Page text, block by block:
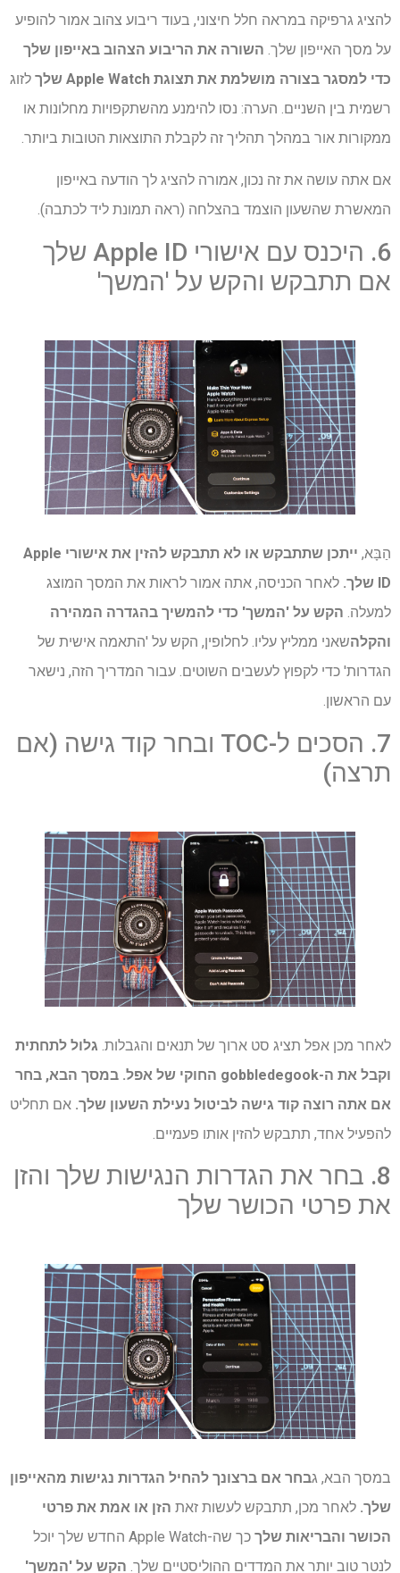
להציג גרפיקה במראה חלל חיצוני, בעוד ריבוע צהוב אמור להופיע
על מסך האייפון שלך. השורה את הריבוע הצהוב באייפון שלך
כדי למסגר בצורה מושלמת את תצוגת Apple Watch שלך
לזוג
רשמית בין השניים. הערה: נסו להימנע מהשתקפויות מחלונות או
ממקורות אור במהלך תהליך זה לקבלת התוצאות הטובות ביותר.
אם אתה עושה את זה נכון, אמורה להציג לך הודעה באייפון
המאשרת שהשעון הוצמד בהצלחה (ראה תמונת ליד לכתבה).
6. היכנס עם אישורי Apple ID שלך
אם תתבקש והקש על 'המשך'
הַבָּא,
ייתכן שתתבקש או לא תתבקש להזין את אישורי Apple
ID שלך.
לאחר הכניסה, אתה אמור לראות את המסך המוצג
למעלה. הקש על 'המשך' כדי להמשיך בהגדרה המהירה
והקלהשאני ממליץ עליו. לחלופין, הקש על 'התאמה אישית של
הגדרות' כדי לקפוץ לעשבים השוטים. עבור המדריך הזה, נישאר
עם הראשון.
7. הסכים ל-TOC ובחר קוד גישה (אם
תרצה)
לאחר מכן אפל תציג סט ארוך של תנאים והגבלות. גלול לתחתית
וקבל את ה-gobbledegook החוקי של אפל. במסך הבא, בחר
אם אתה רוצה קוד גישה לביטול נעילת השעון שלך. אם תחליט
להפעיל אחד, תתבקש להזין אותו פעמיים.
8. בחר את הגדרות הנגישות שלך והזן
את פרטי הכושר שלך
במסך הבא, גבחר אם ברצונך להחיל הגדרות נגישות מהאייפון
שלך. לאחר מכן, תתבקש לעשות זאת הזן או אמת את פרטי
הכושר והבריאות שלך
כך שה-Apple Watch החדש שלך יוכל
לנטר טוב יותר את המדדים ההוליסטיים שלך. הקש על 'המשך'